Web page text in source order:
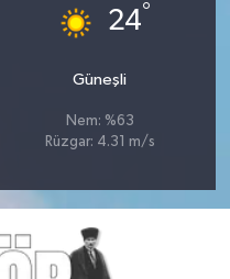
24°
Güneşli
Nem: %63
Rüzgar: 4.31 m/s